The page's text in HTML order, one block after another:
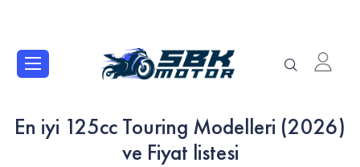
En iyi 125cc Touring Modelleri (2026)
ve Fiyat listesi